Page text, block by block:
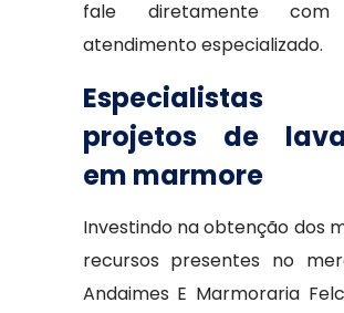
fale diretamente com
atendimento especializado.
projetos de
em marmore
Investindo na obtenção dos
recursos presentes no
Andaimes E Marmoraria